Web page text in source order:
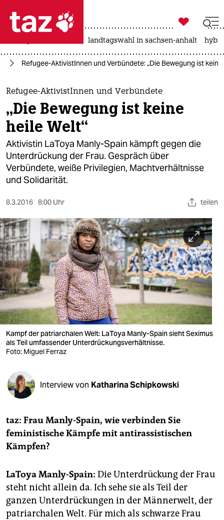
 taz zahl ich
taz zahl ich
themen
politik
öko
gesellschaft
kultur
sport
berlin
nord
wahrheit
verlag
verlag
veranstaltungen
shop
fragen & hilfe
unterstützen
genossenschaft
epaper login

taz zahl ich
landtagswahl in sachsen-anhalt
Refugee-AktivistInnen und Verbündete: „Die Bewegung ist keine
Refugee-AktivistInnen und Verbündete
„Die Bewegung ist keine
heile Welt“
Aktivistin LaToya Manly-Spain kämpft gegen die
Unterdrückung der Frau. Gespräch über
Verbündete, weiße Privilegien, Machtverhältnisse
und Solidarität.
8.3.2016 8:00 Uhr teilen
Kampf der patriarchalen Welt: LaToya Manly-Spain sieht Seximus
als Teil umfassender Unterdrückungsverhältnisse.
Foto: Miguel Ferraz
Interview von Katharina Schipkowski
taz: Frau Manly-Spain, wie verbinden Sie
feministische Kämpfe mit antirassistischen
Kämpfen?
LaToya Manly-Spain: Die Unterdrückung der Frau
steht nicht allein da. Ich sehe sie als Teil der
ganzen Unterdrückungen in der Männerwelt, der
patriarchalen Welt. Für mich als schwarze Frau